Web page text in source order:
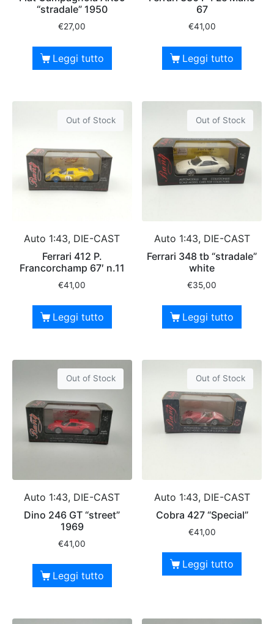
“stradale” 1950
€27,00
Leggi tutto
67
€41,00
Leggi tutto
Out of Stock
Auto 1:43, DIE-CAST
Ferrari 412 P.
Francorchamp 67′ n.11
€41,00
Leggi tutto
Out of Stock
Auto 1:43, DIE-CAST
Ferrari 348 tb “stradale”
white
€35,00
Leggi tutto
Out of Stock
Auto 1:43, DIE-CAST
Dino 246 GT “street”
1969
€41,00
Leggi tutto
Out of Stock
Auto 1:43, DIE-CAST
Cobra 427 “Special”
€41,00
Leggi tutto